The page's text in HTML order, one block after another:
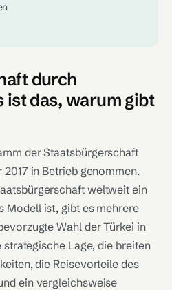
durch
ist das, warum gibt
der Staatsbürgerschaft
in Betrieb genommen.
weltweit ein
Modell ist, gibt es mehrere
Wahl der Türkei in
Lage, die breiten
die Reisevorteile des
ein vergleichsweise